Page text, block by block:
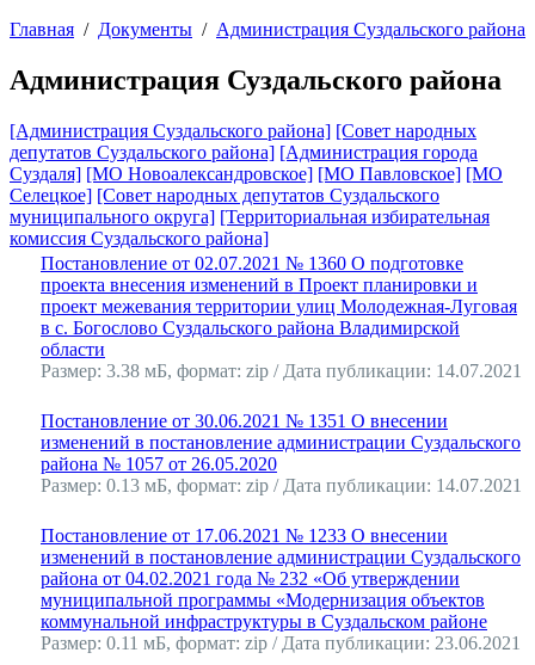
Главная / Документы / Администрация Суздальского района
Администрация Суздальского района
[Администрация Суздальского района] [Совет народных
депутатов Суздальского района] [Администрация города
Суздаля] [МО Новоалександровское] [МО Павловское] [МО
Селецкое] [Совет народных депутатов Суздальского
муниципального округа] [Территориальная избирательная
комиссия Суздальского района]
Постановление от 02.07.2021 № 1360 О подготовке
проекта внесения изменений в Проект планировки и
проект межевания территории улиц Молодежная-Луговая
в с. Богослово Суздальского района Владимирской
области
Размер: 3.38 мБ, формат: zip / Дата публикации: 14.07.2021
Постановление от 30.06.2021 № 1351 О внесении
изменений в постановление администрации Суздальского
района № 1057 от 26.05.2020
Размер: 0.13 мБ, формат: zip / Дата публикации: 14.07.2021
Постановление от 17.06.2021 № 1233 О внесении
изменений в постановление администрации Суздальского
района от 04.02.2021 года № 232 «Об утверждении
муниципальной программы «Модернизация объектов
коммунальной инфраструктуры в Суздальском районе
Размер: 0.11 мБ, формат: zip / Дата публикации: 23.06.2021